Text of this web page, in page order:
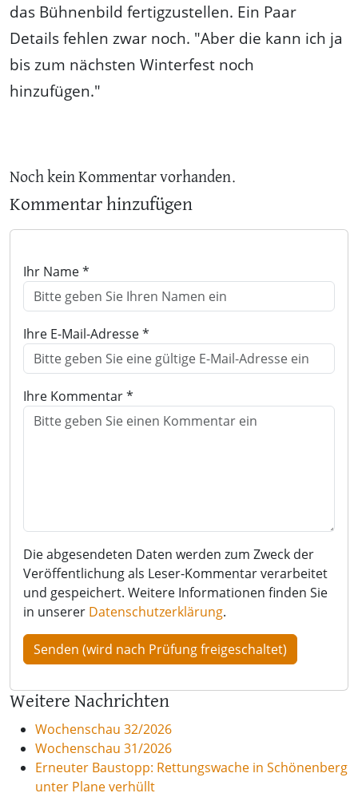
das Bühnenbild fertigzustellen. Ein Paar
Details fehlen zwar noch. "Aber die kann ich ja
bis zum nächsten Winterfest noch
hinzufügen."
Noch kein Kommentar vorhanden.
Kommentar hinzufügen
Ihr Name *
Ihre E-Mail-Adresse *
Ihre Kommentar *
Die abgesendeten Daten werden zum Zweck der
Veröffentlichung als Leser-Kommentar verarbeitet
und gespeichert. Weitere Informationen finden Sie
in unserer Datenschutzerklärung.
Weitere Nachrichten
Wochenschau 32/2026
Wochenschau 31/2026
Erneuter Baustopp: Rettungswache in Schönenberg
unter Plane verhüllt